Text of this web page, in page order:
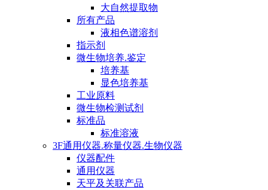
大自然提取物
所有产品
液相色谱溶剂
指示剂
微生物培养.鉴定
培养基
显色培养基
工业原料
微生物检测试剂
标准品
标准溶液
3F通用仪器.称量仪器.生物仪器
仪器配件
通用仪器
天平及关联产品